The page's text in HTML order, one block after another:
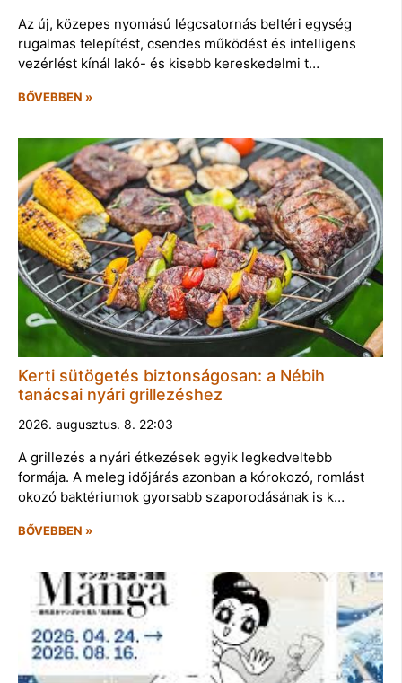
Az új, közepes nyomású légcsatornás beltéri egység
rugalmas telepítést, csendes működést és intelligens
vezérlést kínál lakó- és kisebb kereskedelmi t…
BŐVEBBEN »
Kerti sütögetés biztonságosan: a Nébih
tanácsai nyári grillezéshez
2026. augusztus. 8. 22:03
A grillezés a nyári étkezések egyik legkedveltebb
formája. A meleg időjárás azonban a kórokozó, romlást
okozó baktériumok gyorsabb szaporodásának is k…
BŐVEBBEN »